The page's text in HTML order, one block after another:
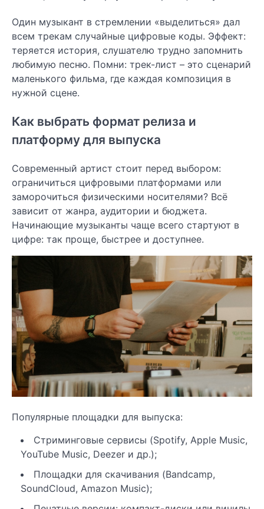
Один музыкант в стремлении «выделиться» дал
всем трекам случайные цифровые коды. Эффект:
теряется история, слушателю трудно запомнить
любимую песню. Помни: трек-лист – это сценарий
маленького фильма, где каждая композиция в
нужной сцене.
Как выбрать формат релиза и
платформу для выпуска
Современный артист стоит перед выбором:
ограничиться цифровыми платформами или
заморочиться физическими носителями? Всё
зависит от жанра, аудитории и бюджета.
Начинающие музыканты чаще всего стартуют в
цифре: так проще, быстрее и доступнее.
Популярные площадки для выпуска:
Стриминговые сервисы (Spotify, Apple Music,
YouTube Music, Deezer и др.);
Площадки для скачивания (Bandcamp,
SoundCloud, Amazon Music);